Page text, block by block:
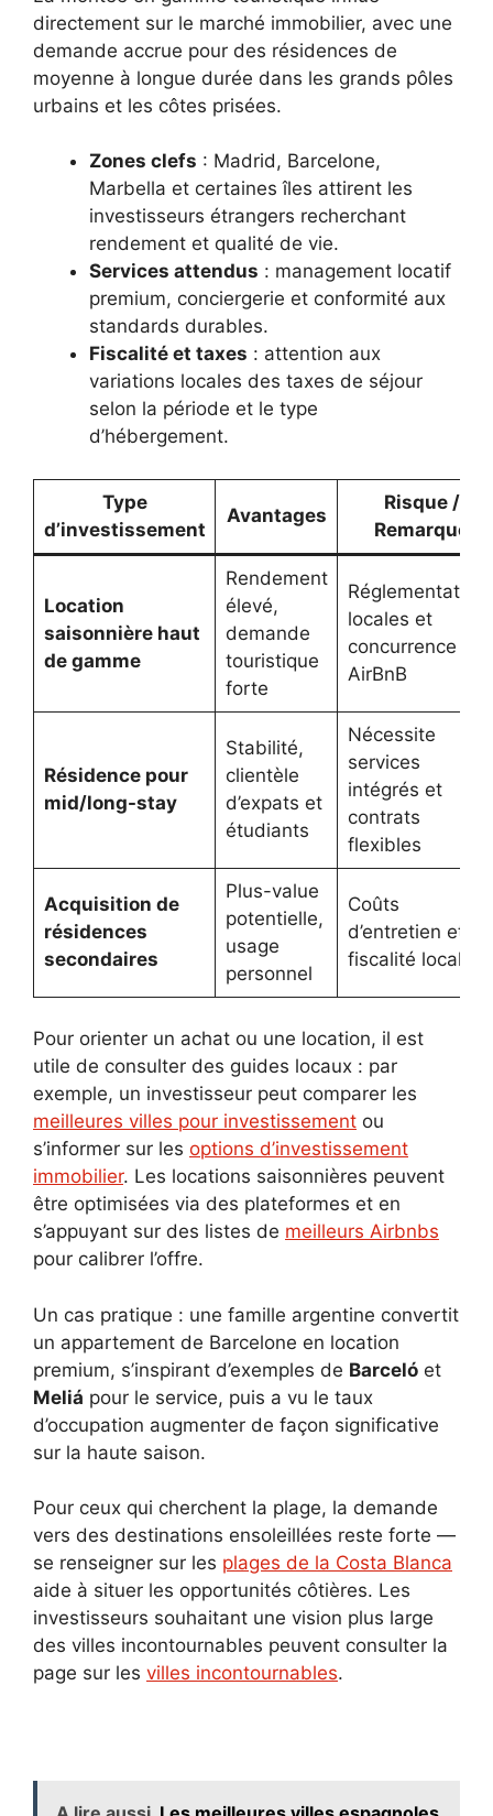
directement sur le marché immobilier, avec une
demande accrue pour des résidences de
moyenne à longue durée dans les grands pôles
urbains et les côtes prisées.
Zones clefs : Madrid, Barcelone,
Marbella et certaines îles attirent les
investisseurs étrangers recherchant
rendement et qualité de vie.
Services attendus : management locatif
premium, conciergerie et conformité aux
standards durables.
Fiscalité et taxes : attention aux
variations locales des taxes de séjour
selon la période et le type
d’hébergement.
Type
d’investissement
Avantages
Risque /
Remarque
Location
saisonnière haut
de gamme
Rendement
élevé,
demande
touristique
forte
locales et
concurrence
AirBnB
Résidence pour
mid/long-stay
Stabilité,
clientèle
d’expats et
étudiants
Nécessite
services
intégrés et
contrats
flexibles
Acquisition de
résidences
secondaires
Plus-value
potentielle,
usage
personnel
Coûts
d’entretien et
fiscalité locale
Pour orienter un achat ou une location, il est
utile de consulter des guides locaux : par
exemple, un investisseur peut comparer les
meilleures villes pour investissement ou
s’informer sur les options d’investissement
immobilier. Les locations saisonnières peuvent
être optimisées via des plateformes et en
s’appuyant sur des listes de meilleurs Airbnbs
pour calibrer l’offre.
Un cas pratique : une famille argentine convertit
un appartement de Barcelone en location
premium, s’inspirant d’exemples de Barceló et
Meliá pour le service, puis a vu le taux
d’occupation augmenter de façon significative
sur la haute saison.
Pour ceux qui cherchent la plage, la demande
vers des destinations ensoleillées reste forte —
se renseigner sur les plages de la Costa Blanca
aide à situer les opportunités côtières. Les
investisseurs souhaitant une vision plus large
des villes incontournables peuvent consulter la
page sur les villes incontournables.